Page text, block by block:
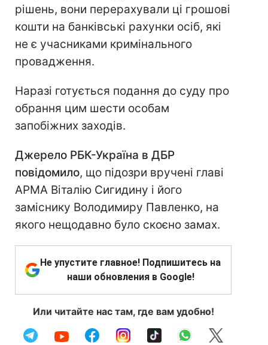
рішень, вони перерахували ці грошові
кошти на банківські рахунки осіб, які
не є учасниками кримінального
провадження.
Наразі готується подання до суду про
обрання цим шести особам
запобіжних заходів.
Джерело РБК-Україна в ДБР
повідомило, що підозри вручені главі
АРМА Віталію Сигидину і його
заміснику Володимиру Павленко, на
якого нещодавно було скоєно замах.
Не упустите главное! Подпишитесь на
наши обновления в Google!
Или читайте нас там, где вам удобно!